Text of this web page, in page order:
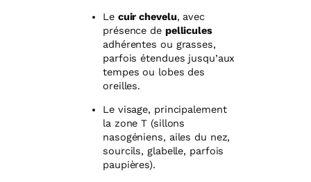
Le cuir chevelu, avec
présence de pellicules
adhérentes ou grasses,
parfois étendues jusqu’aux
tempes ou lobes des
oreilles.
Le visage, principalement
la zone T (sillons
nasogéniens, ailes du nez,
sourcils, glabelle, parfois
paupières).